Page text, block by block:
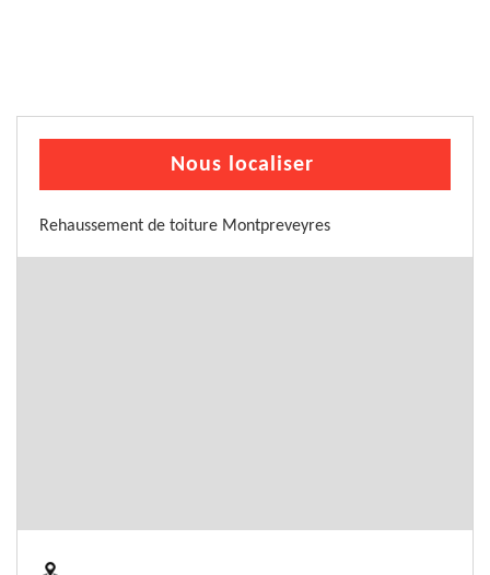
Nous localiser
Rehaussement de toiture Montpreveyres